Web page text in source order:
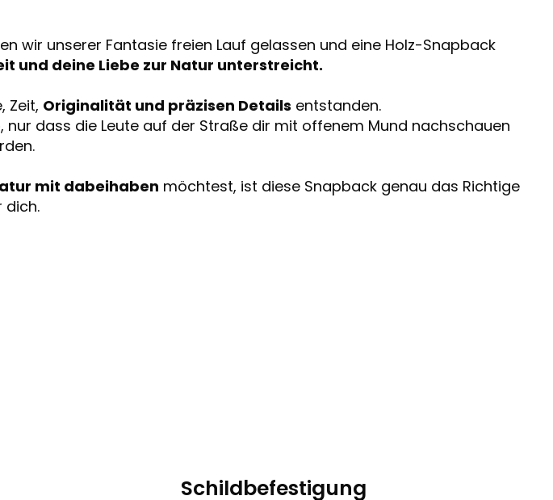
wir unserer Fantasie freien Lauf gelassen und eine Holz-Snapback
und deine Liebe zur Natur unterstreicht.
Zeit, Originalität und präzisen Details entstanden.
, nur dass die Leute auf der Straße dir mit offenem Mund nachschauen
mit dabeihaben möchtest, ist diese Snapback genau das Richtige
dich.
Schildbefestigung